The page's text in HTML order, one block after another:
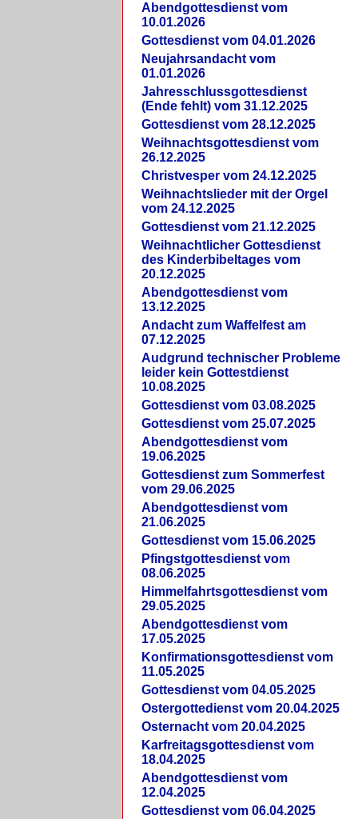
Abendgottesdienst vom
10.01.2026
Gottesdienst vom 04.01.2026
Neujahrsandacht vom
01.01.2026
Jahresschlussgottesdienst
(Ende fehlt) vom 31.12.2025
Gottesdienst vom 28.12.2025
Weihnachtsgottesdienst vom
26.12.2025
Christvesper vom 24.12.2025
Weihnachtslieder mit der Orgel
vom 24.12.2025
Gottesdienst vom 21.12.2025
Weihnachtlicher Gottesdienst
des Kinderbibeltages vom
20.12.2025
Abendgottesdienst vom
13.12.2025
Andacht zum Waffelfest am
07.12.2025
Audgrund technischer Probleme
leider kein Gottestdienst
10.08.2025
Gottesdienst vom 03.08.2025
Gottesdienst vom 25.07.2025
Abendgottesdienst vom
19.06.2025
Gottesdienst zum Sommerfest
vom 29.06.2025
Abendgottesdienst vom
21.06.2025
Gottesdienst vom 15.06.2025
Pfingstgottesdienst vom
08.06.2025
Himmelfahrtsgottesdienst vom
29.05.2025
Abendgottesdienst vom
17.05.2025
Konfirmationsgottesdienst vom
11.05.2025
Gottesdienst vom 04.05.2025
Ostergottedienst vom 20.04.2025
Osternacht vom 20.04.2025
Karfreitagsgottesdienst vom
18.04.2025
Abendgottesdienst vom
12.04.2025
Gottesdienst vom 06.04.2025